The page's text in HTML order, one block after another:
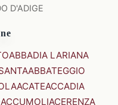
D'ADIGE
ABBADIA LARIANA
ABBATEGGIO
ACATEACCADIA
ACCUMOLIACERENZA